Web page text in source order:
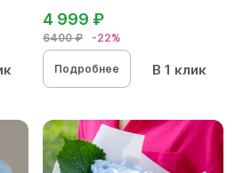
6400 ₽ -22%
4 999 ₽
Подробнее В 1 клик